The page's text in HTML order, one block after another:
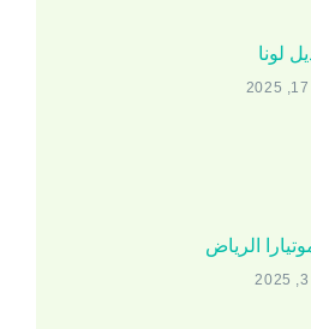
لونا
الرياض